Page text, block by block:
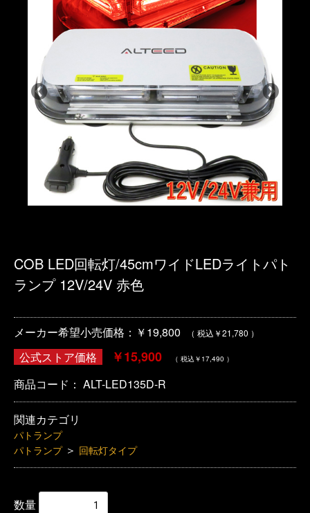
COB LED回転灯/45cmワイドLEDライトパト
ランプ 12V/24V 赤色
メーカー希望小売価格：￥19,800 （ 税込￥21,780 ）
公式ストア価格 ￥15,900 （ 税込￥17,490 ）
商品コード： ALT-LED135D-R
関連カテゴリ
パトランプ
パトランプ ＞ 回転灯タイプ
数量